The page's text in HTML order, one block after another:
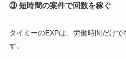
③ 短時間の案件で回数を稼ぐ
タイミーのEXPは、労働時間だけ
す。